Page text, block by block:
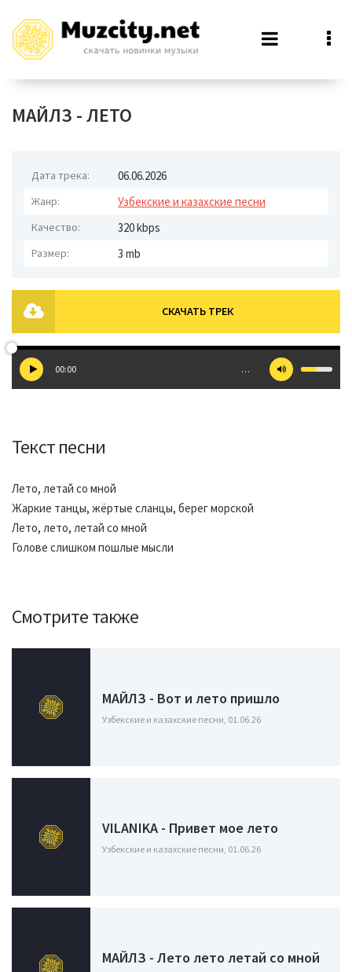
МАЙЛЗ - ЛЕТО
Дата трека: 06.06.2026
Жанр: Узбекские и казахские песни
Качество: 320 kbps
Размер: 3 mb
СКАЧАТЬ ТРЕК
00:00 …
Текст песни
Лето, летай со мной
Жаркие танцы, жёртые сланцы, берег морской
Лето, лето, летай со мной
Голове слишком пошлые мысли
Смотрите также
МАЙЛЗ - Вот и лето пришло
Узбекские и казахские песни, 01.06.26
VILANIKA - Привет мое лето
Узбекские и казахские песни, 01.06.26
МАЙЛЗ - Лето лето летай со мной